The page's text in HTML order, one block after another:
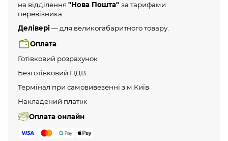
на відділення "Нова Пошта" за тарифами
перевізника.
Делівері— для великогабаритного товару.
Оплата
Готівковий розрахунок
Безготівковий ПДВ
Термінал при самовивезенні з м.Київ
Накладений платіж
Оплата онлайн